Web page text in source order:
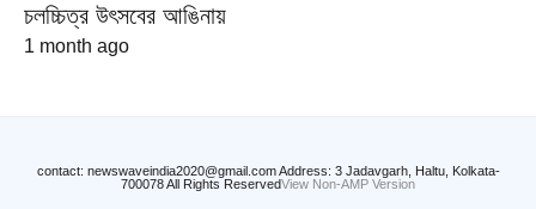
চলচ্চিত্র উৎসবের আঙিনায়
1 month ago
contact: newswaveindia2020@gmail.com Address: 3 Jadavgarh, Haltu, Kolkata-
700078 All Rights ReservedView Non-AMP Version